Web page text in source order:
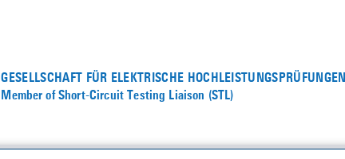
GESELLSCHAFT FÜR ELEKTRISCHE HOCHLEISTUNGS­PRÜFUNGEN
Member of Short-Circuit Testing Liaison (STL)